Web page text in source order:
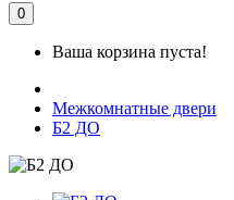
0
Ваша корзина пуста!
Межкомнатные двери
Б2 ДО